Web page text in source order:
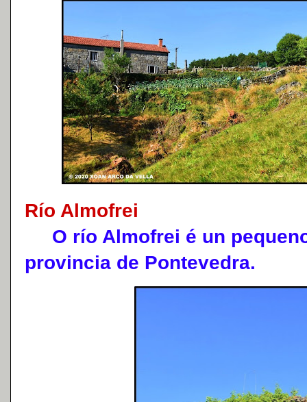
Río Almofrei
O río Almofrei é un
provincia de Pontevedra.